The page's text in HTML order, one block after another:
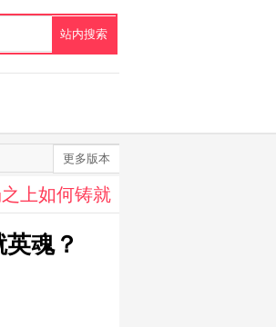
更多版本
上如何铸就
魂？